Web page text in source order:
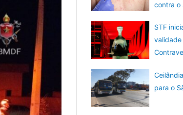
contra o
STF
validade
para o